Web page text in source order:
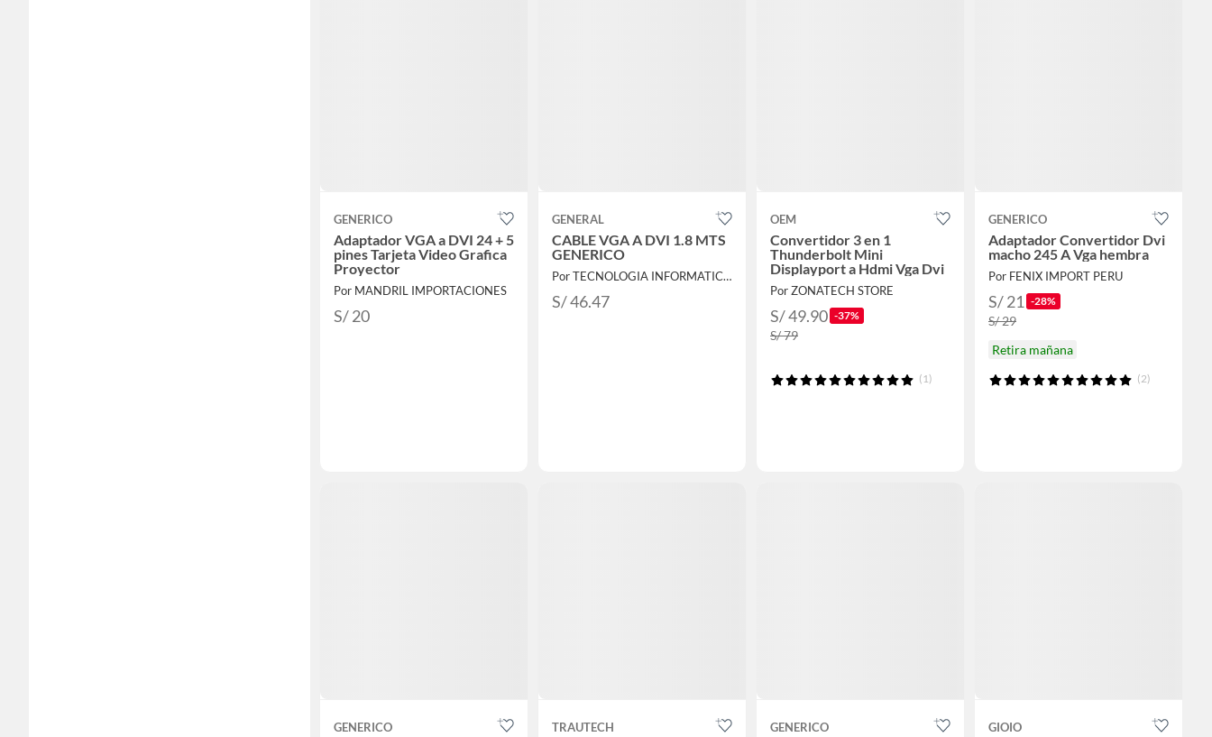
GENERICO
Adaptador VGA a DVI 24 + 5
pines Tarjeta Video Grafica
Proyector
Por MANDRIL IMPORTACIONES
S/ 20
GENERAL
CABLE VGA A DVI 1.8 MTS
GENERICO
Por TECNOLOGIA INFORMATICA Y CONSULTORIA
S/ 46.47
OEM
Convertidor 3 en 1
Thunderbolt Mini
Displayport a Hdmi Vga Dvi
Por ZONATECH STORE
S/ 49.90 -37%
S/ 79
(1)
GENERICO
Adaptador Convertidor Dvi
macho 245 A Vga hembra
Por FENIX IMPORT PERU
S/ 21 -28%
S/ 29
Retira mañana
(2)
GENERICO TRAUTECH GENERICO GIOIO